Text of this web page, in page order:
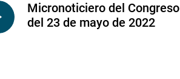
Micronoticiero del Congreso
del 23 de mayo de 2022